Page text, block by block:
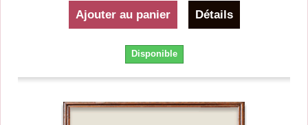
Ajouter au panier Détails
Disponible